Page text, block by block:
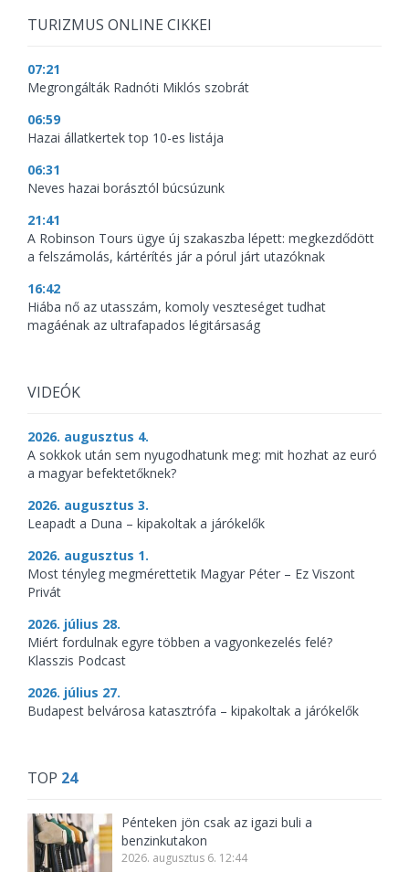
TURIZMUS ONLINE CIKKEI
07:21
Megrongálták Radnóti Miklós szobrát
06:59
Hazai állatkertek top 10-es listája
06:31
Neves hazai borásztól búcsúzunk
21:41
A Robinson Tours ügye új szakaszba lépett: megkezdődött
a felszámolás, kártérítés jár a pórul járt utazóknak
16:42
Hiába nő az utasszám, komoly veszteséget tudhat
magáénak az ultrafapados légitársaság
VIDEÓK
2026. augusztus 4.
A sokkok után sem nyugodhatunk meg: mit hozhat az euró
a magyar befektetőknek?
2026. augusztus 3.
Leapadt a Duna – kipakoltak a járókelők
2026. augusztus 1.
Most tényleg megmérettetik Magyar Péter – Ez Viszont
Privát
2026. július 28.
Miért fordulnak egyre többen a vagyonkezelés felé?
Klasszis Podcast
2026. július 27.
Budapest belvárosa katasztrófa – kipakoltak a járókelők
TOP 24
Pénteken jön csak az igazi buli a
benzinkutakon
2026. augusztus 6. 12:44